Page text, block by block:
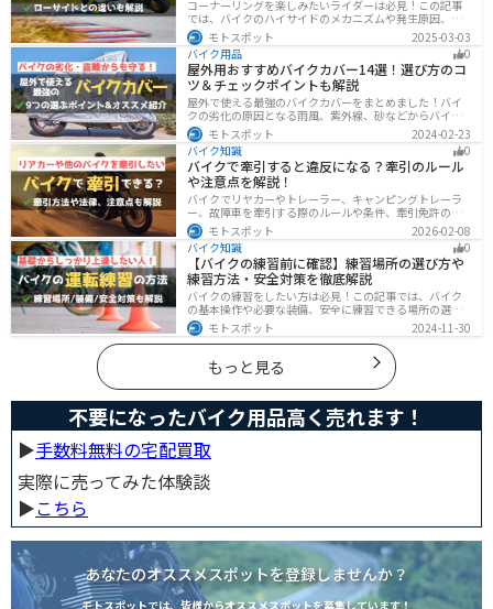
コーナーリングを楽しみたいライダーは必見！この記事
では、バイクのハイサイドのメカニズムや発生原因、対
処法、予防策を解説しています。実は、バイクのハイサ
イドは危険な現象ですが、正しい知識と対策で防ぐこと
が可能です。この記事を読めば、ハイサイドのリスクを
減らせます。
モトスポット
2025-03-03
バイク用品
0
屋外用おすすめバイクカバー14選！選び方のコ
ツ＆チェックポイントも解説
屋外で使える最強のバイクカバーをまとめました！バイ
クの劣化の原因となる雨風、紫外線、砂などからバイク
を守ることはもちろん、盗難やいたずら対策にもなりま
す。バイクカバーの選び方からオススメまでまとめまし
たので、カバーを探している人はぜひ参考にしてくださ
い。
モトスポット
2024-02-23
バイク知識
0
バイクで牽引すると違反になる？牽引のルール
や注意点を解説！
バイクでリヤカーやトレーラー、キャンピングトレーラ
ー、故障車を牽引する際のルールや条件、牽引免許の有
無、速度制限、必要な装備をわかりやすく解説。メリッ
ト・デメリットや注意点も紹介し、安全にバイクの積載
力をアップする方法をまとめました。
モトスポット
2026-02-08
バイク知識
0
【バイクの練習前に確認】練習場所の選び方や
練習方法・安全対策を徹底解説
バイクの練習をしたい方は必見！この記事では、バイク
の基本操作や必要な装備、安全に練習できる場所の選び
方や練習方法を解説しています。実は、バイクの点検や
整備、基本的な練習をバランスよく行うことが大切で
す。この記事を読めば、安全で快適にバイク練習を行う
方法がわかります。
モトスポット 2024-11-30
もっと見る
不要になったバイク用品高く売れます！
▶︎手数料無料の宅配買取
実際に売ってみた体験談
▶︎こちら
あなたのオススメスポットを登録しませんか？
モトスポットでは、皆様からオススメスポットを募集しています！